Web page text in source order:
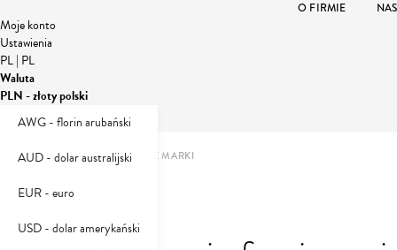
O FIRMIE
Moje konto
Ustawienia
PL| PL
Waluta
PLN - złoty polski
AWG - florin arubański
AUD - dolar australijski
EUR - euro
USD - dolar amerykański
STRONA GŁÓWNA NASZE MARKI